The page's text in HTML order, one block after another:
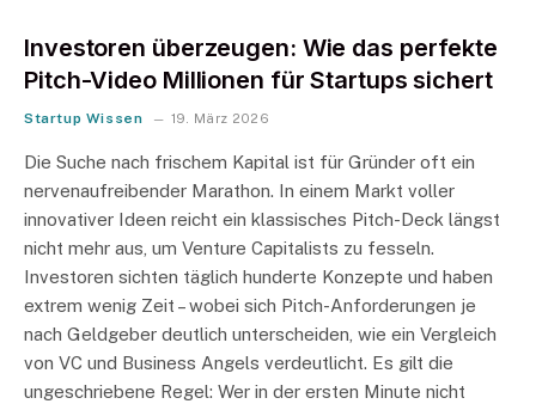
Investoren überzeugen: Wie das perfekte
Pitch-Video Millionen für Startups sichert
Startup Wissen 19. März 2026
Die Suche nach frischem Kapital ist für Gründer oft ein
nervenaufreibender Marathon. In einem Markt voller
innovativer Ideen reicht ein klassisches Pitch-Deck längst
nicht mehr aus, um Venture Capitalists zu fesseln.
Investoren sichten täglich hunderte Konzepte und haben
extrem wenig Zeit – wobei sich Pitch-Anforderungen je
nach Geldgeber deutlich unterscheiden, wie ein Vergleich
von VC und Business Angels verdeutlicht. Es gilt die
ungeschriebene Regel: Wer in der ersten Minute nicht